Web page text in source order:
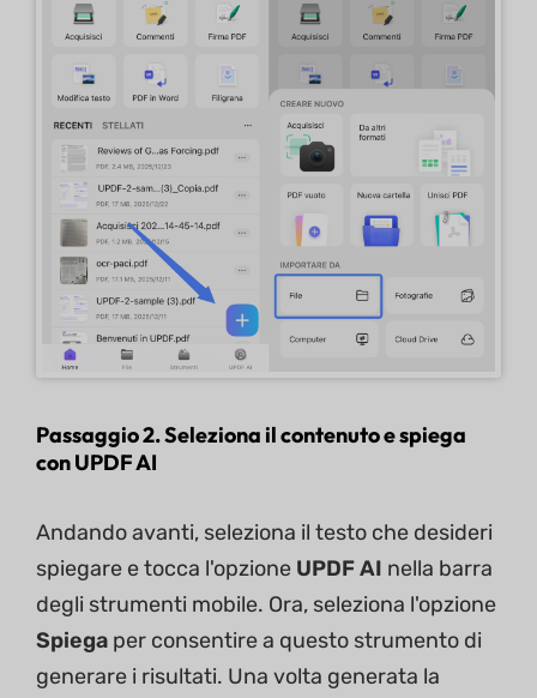
Passaggio 2. Seleziona il contenuto e spiega
con UPDF AI
Andando avanti, seleziona il testo che desideri
spiegare e tocca l'opzione UPDF AI nella barra
degli strumenti mobile. Ora, seleziona l'opzione
Spiega per consentire a questo strumento di
generare i risultati. Una volta generata la